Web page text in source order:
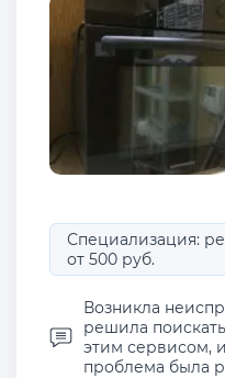
Специализация:
от 500 руб.
Возникла
решила
этим сервисом,
проблема была